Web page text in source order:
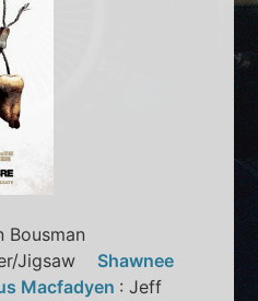
Bousman
Jigsaw Shawnee
Macfadyen : Jeff